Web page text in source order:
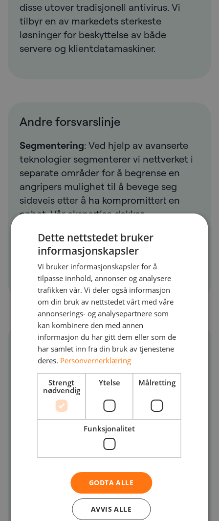
disse utover tradisjonell antivirus. Vi
tilbyr en av markedets sterkeste
løsninger for beskyttelse av både
servere og klientdatamaskiner.
Andre forsvarslinje
Segmentering: Ved hjelp av avanserte
teknologier segmenterer vi nettverket i
separate områder for å begrense en
angripers mulighet til å bevege seg
sideveis etter å ha kompromittert en
enhet. Vår ekspertise dekker
mikrosegmentering for virtuelle servere
og nano-segmentering for
applikasjoner og prosesser.
Den tredje og siste forsvarslinjen
Smart sikkerhetskopiering:
markedsledende løsninger for
sikkerhetskopiering tilbyr vi ikke bare
toppmoderne teknologi for
databeskyttelse, vi hjelper deg også
med å implementere disse systemene
eller levere dem som en administrert
tjeneste.
Overvåking med responstiltak:
NetNordic tilbyr en Security Operations
Center (SOC)-tjeneste som sikrer
Dette nettstedet bruker
informasjonskapsler
Vi bruker informasjonskapsler for å
tilpasse innhold, annonser og analysere
trafikken vår. Vi deler også informasjon
om din bruk av nettstedet vårt med våre
annonserings- og analysepartnere som
kan kombinere den med annen
informasjon du har gitt dem eller som de
har samlet inn fra din bruk av tjenestene
deres. Personvernerklæring
Strengt
nødvendig
Ytelse Målretting
Funksjonalitet
GODTA ALLE
AVVIS ALLE